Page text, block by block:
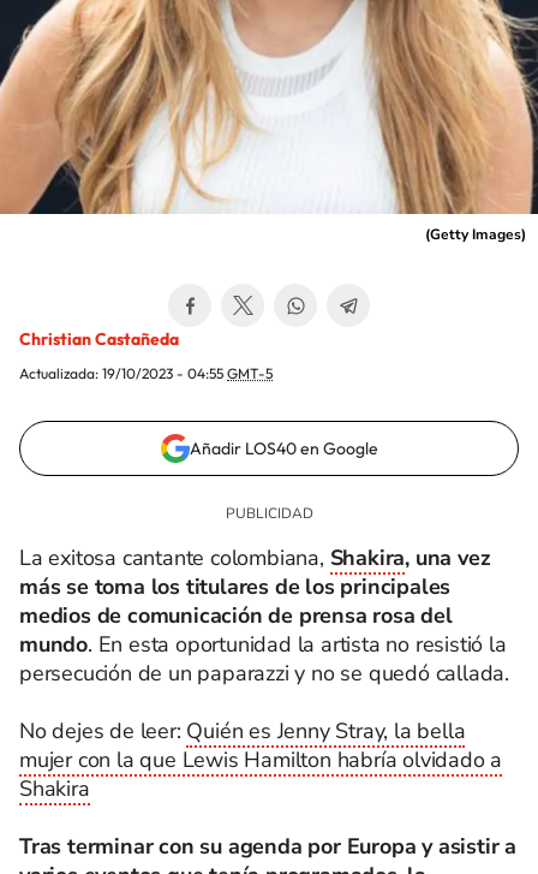
(Getty Images)
Christian Castañeda
Actualizada: 19/10/2023 - 04:55 GMT-5
Añadir LOS40 en Google
La exitosa cantante colombiana, Shakira, una vez
más se toma los titulares de los principales
medios de comunicación de prensa rosa del
mundo. En esta oportunidad la artista no resistió la
persecución de un paparazzi y no se quedó callada.
No dejes de leer: Quién es Jenny Stray, la bella
mujer con la que Lewis Hamilton habría olvidado a
Shakira
Tras terminar con su agenda por Europa y asistir a